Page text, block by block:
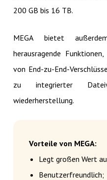
200 GB bis 16 TB.
MEGA bietet
herausragende
von End-zu-End-
zu integrierter
wiederherstellung.
Vorteile von MEGA:
Legt großen Wert
Benutzerfreundlich;